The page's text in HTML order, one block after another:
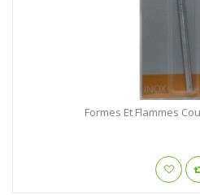
Formes Et Flammes